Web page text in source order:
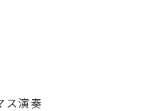
演奏